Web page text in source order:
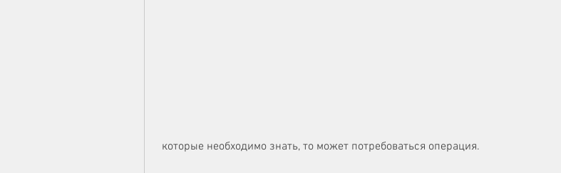
которые необходимо знать, то может потребоваться операция.